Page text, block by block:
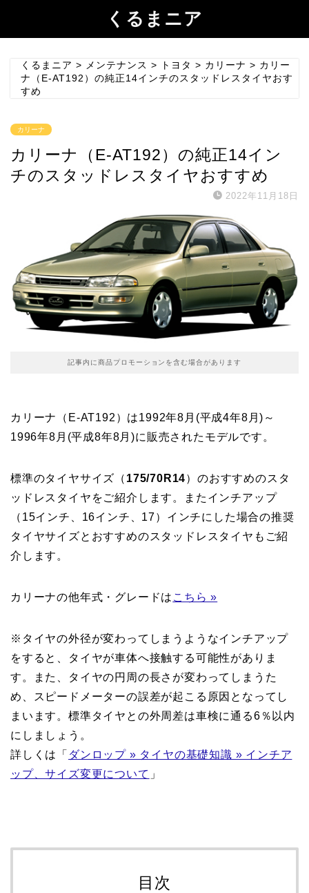
くるまニア
くるまニア > メンテナンス > トヨタ > カリーナ > カリー
ナ（E-AT192）の純正14インチのスタッドレスタイヤおす
すめ
カリーナ
カリーナ（E-AT192）の純正14イン
チのスタッドレスタイヤおすすめ
2022年11月18日
記事内に商品プロモーションを含む場合があります
カリーナ（E-AT192）は1992年8月(平成4年8月)～
1996年8月(平成8年8月)に販売されたモデルです。
標準のタイヤサイズ（ 175/70R14）のおすすめのスタ
ッドレスタイヤをご紹介します。またインチアップ
（15インチ、16インチ、17）インチにした場合の推奨
タイヤサイズとおすすめのスタッドレスタイヤもご紹
介します。
カリーナの他年式・グレードは こちら »
※タイヤの外径が変わってしまうようなインチアップ
をすると、タイヤが車体へ接触する可能性がありま
す。また、タイヤの円周の長さが変わってしまうた
め、スピードメーターの誤差が起こる原因となってし
まいます。標準タイヤとの外周差は車検に通る6％以内
にしましょう。
詳しくは「 ダンロップ » タイヤの基礎知識 » インチア
ップ、サイズ変更について 」
目次